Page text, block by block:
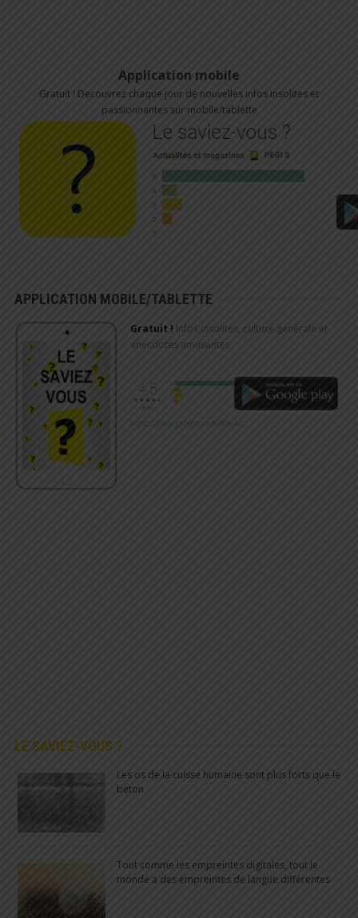
Application mobile
Gratuit ! Decouvrez chaque jour de nouvelles infos insolites et
passionnantes sur mobile/tablette
APPLICATION MOBILE/TABLETTE
Gratuit ! Infos insolites, culture générale et
anecdotes amusantes
https://play.google.com/store/…
LE SAVIEZ-VOUS ?
Les os de la cuisse humaine sont plus forts que le
béton
Tout comme les empreintes digitales, tout le
monde a des empreintes de langue différentes